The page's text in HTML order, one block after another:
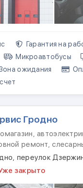
Гарантия на
Микроавтобусы
ожидания
Гродно
ремонт,
переулок
закрыто